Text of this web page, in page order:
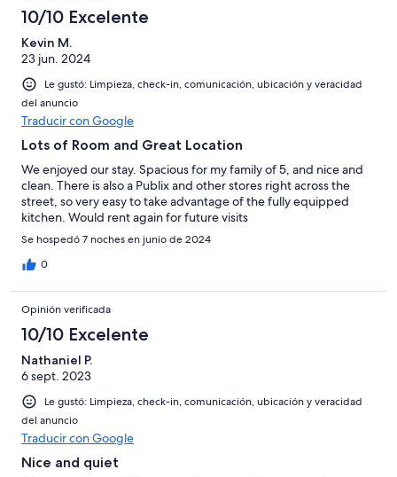
10/10 Excelente
Kevin M.
23 jun. 2024
Le gustó: Limpieza, check-in, comunicación, ubicación y veracidad
del anuncio
Traducir con Google
Lots of Room and Great Location
We enjoyed our stay. Spacious for my family of 5, and nice and
clean. There is also a Publix and other stores right across the
street, so very easy to take advantage of the fully equipped
kitchen. Would rent again for future visits
Se hospedó 7 noches en junio de 2024
0
Opinión verificada
10/10 Excelente
Nathaniel P.
6 sept. 2023
Le gustó: Limpieza, check-in, comunicación, ubicación y veracidad
del anuncio
Traducir con Google
Nice and quiet